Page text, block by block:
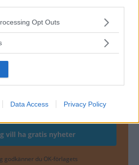
app uses one or more Google
or usage behaviour. You may click to
specified purposes in below Google
Opt Outs
Data Access Privacy Policy
inte laddmålet för elbilar: ”Väldigt
ARTIKLAR OM
utan kostnad
godkänner du OK-förlagets